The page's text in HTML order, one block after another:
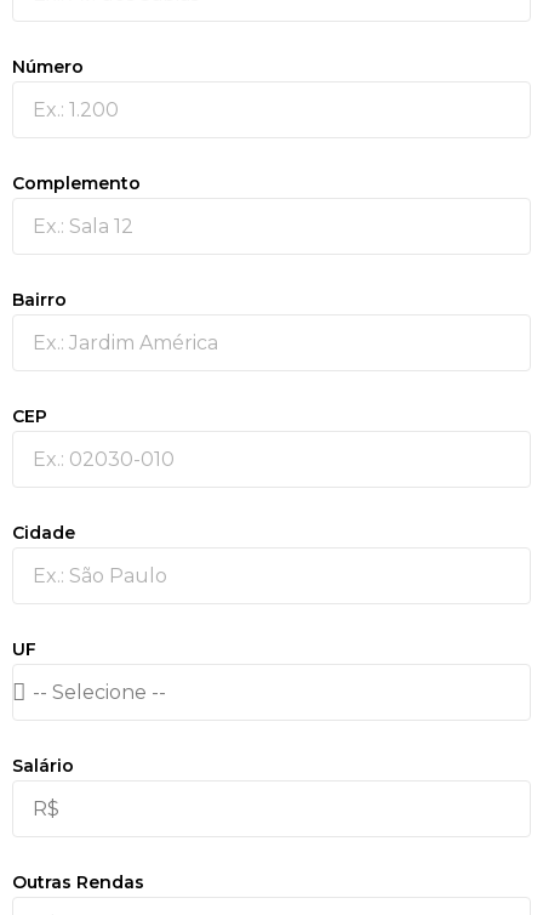
Número
Complemento
Bairro
CEP
Cidade
UF
Salário
Outras Rendas